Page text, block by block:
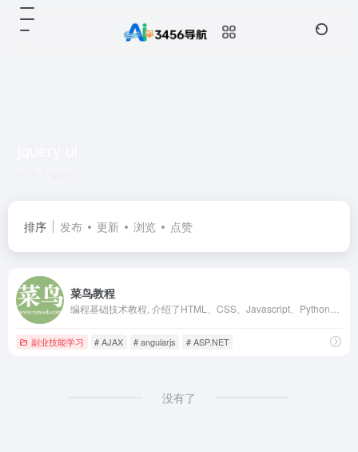
排序 发布 更新 浏览 点赞
菜鸟教程
副业技能学习 # AJAX # angularjs # ASP.NET
没有了